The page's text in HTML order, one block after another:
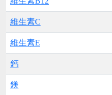
維生素C
維生素E
鈣
鎂